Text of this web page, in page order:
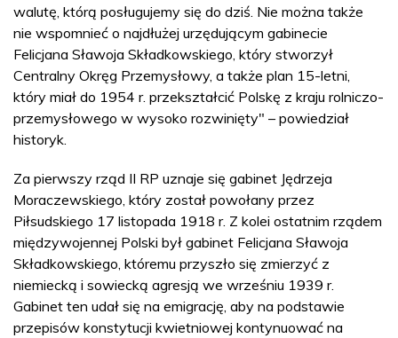
walutę, którą posługujemy się do dziś. Nie można także
nie wspomnieć o najdłużej urzędującym gabinecie
Felicjana Sławoja Składkowskiego, który stworzył
Centralny Okręg Przemysłowy, a także plan 15-letni,
który miał do 1954 r. przekształcić Polskę z kraju rolniczo-
przemysłowego w wysoko rozwinięty" – powiedział
historyk.
Za pierwszy rząd II RP uznaje się gabinet Jędrzeja
Moraczewskiego, który został powołany przez
Piłsudskiego 17 listopada 1918 r. Z kolei ostatnim rządem
międzywojennej Polski był gabinet Felicjana Sławoja
Składkowskiego, któremu przyszło się zmierzyć z
niemiecką i sowiecką agresją we wrześniu 1939 r.
Gabinet ten udał się na emigrację, aby na podstawie
przepisów konstytucji kwietniowej kontynuować na